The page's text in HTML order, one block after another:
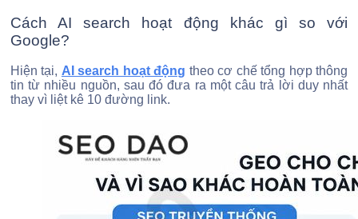
Cách AI search hoạt động khác gì so với
Google?
Hiện tại, AI search hoạt động theo cơ chế tổng hợp thông
tin từ nhiều nguồn, sau đó đưa ra một câu trả lời duy nhất
thay vì liệt kê 10 đường link.